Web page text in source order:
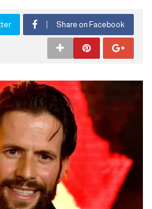
Share on Facebook